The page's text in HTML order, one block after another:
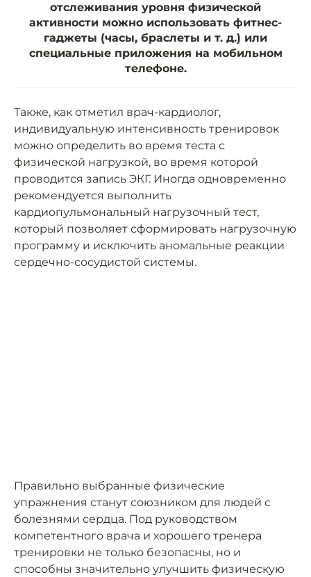
отслеживания уровня физической
активности можно использовать фитнес-
гаджеты (часы, браслеты и т. д.) или
специальные приложения на мобильном
телефоне.
Также, как отметил врач-кардиолог,
индивидуальную интенсивность тренировок
можно определить во время теста с
физической нагрузкой, во время которой
проводится запись ЭКГ. Иногда одновременно
рекомендуется выполнить
кардиопульмональный нагрузочный тест,
который позволяет сформировать нагрузочную
программу и исключить аномальные реакции
сердечно-сосудистой системы.
Правильно выбранные физические
упражнения станут союзником для людей с
болезнями сердца. Под руководством
компетентного врача и хорошего тренера
тренировки не только безопасны, но и
способны значительно улучшить физическую